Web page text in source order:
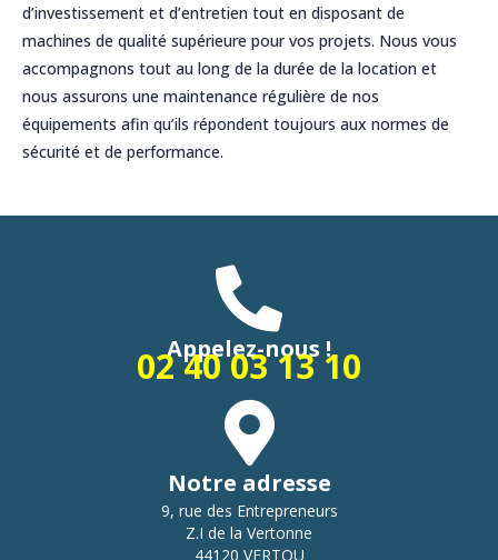
d’investissement et d’entretien tout en disposant de
machines de qualité supérieure pour vos projets. Nous vous
accompagnons tout au long de la durée de la location et
nous assurons une maintenance régulière de nos
équipements afin qu’ils répondent toujours aux normes de
sécurité et de performance.
Appelez-nous !
02 40 03 13 10
Notre adresse
9, rue des Entrepreneurs
Z.I de la Vertonne
44120 VERTOU